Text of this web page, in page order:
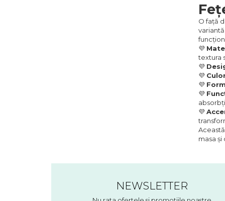
O față
💜
textura
💜
💜
💜
💜
💜
masa
NEWSLETTER